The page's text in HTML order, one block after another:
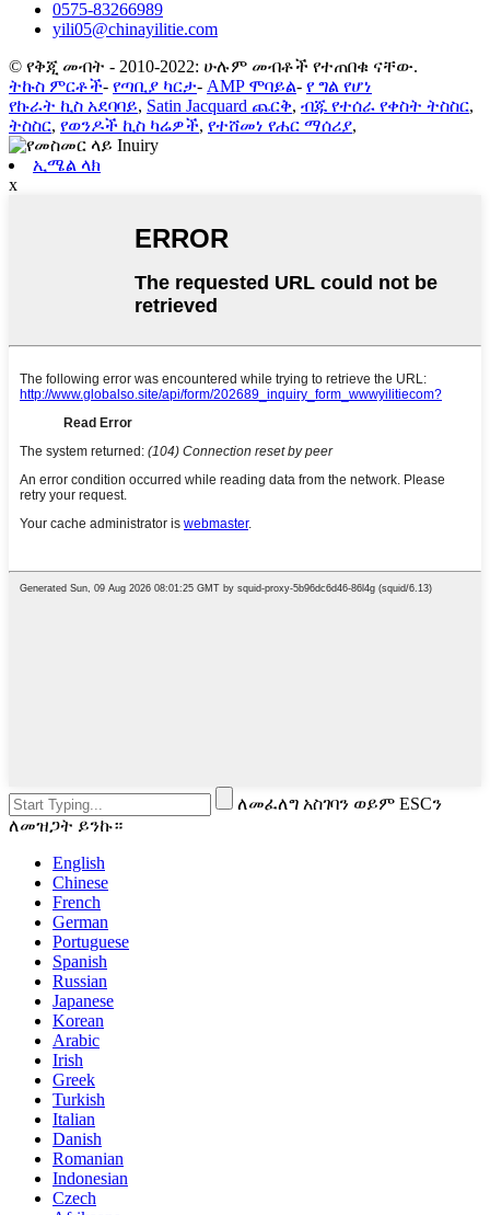
0575-83266989
yili05@chinayilitie.com
© የቅጂ መብት - 2010-2022: ሁሉም መብቶች የተጠበቁ ናቸው.
ትኩስ ምርቶች- የጣቢያ ካርታ- AMP ሞባይል- የ ግል የሆነ
የኩራት ኪስ አደባባይ, Satin Jacquard ጨርቅ, ብጁ የተሰራ የቀስት ትስስር,
ትስስር, የወንዶች ኪስ ካሬዎች, የተሸመነ የሐር ማሰሪያ,
ኢሜል ላክ
x
ለመፈለግ አስገባን ወይም ESCን
ለመዝጋት ይንኩ።
English
Chinese
French
German
Portuguese
Spanish
Russian
Japanese
Korean
Arabic
Irish
Greek
Turkish
Italian
Danish
Romanian
Indonesian
Czech